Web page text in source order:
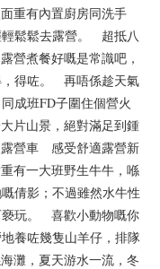
重有內置廚房同洗手
輕鬆鬆去露營。 超抵八
煮餐好嘅是常識吧，
，得咗。 再唔係趁天氣
成班FD子圍住個營火
片山景，絕對滿足到鍾
營車 感受舒適露營新
有一大班野生牛牛，喺
倩影；不過雖然水牛性
褻玩。 喜歡小動物嘅你
養咗幾隻山羊仔，排隊
灘，夏天游水一流，冬